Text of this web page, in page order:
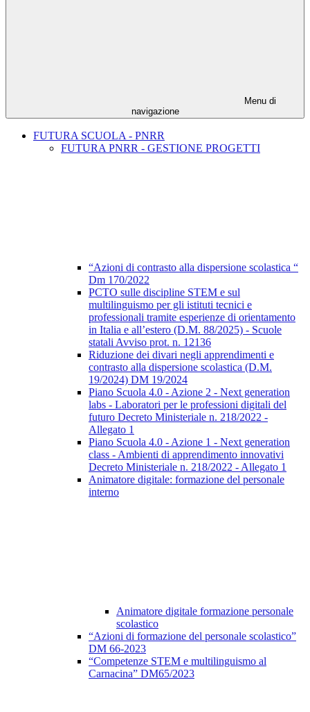
Menu di
navigazione
FUTURA SCUOLA - PNRR
FUTURA PNRR - GESTIONE PROGETTI
“Azioni di contrasto alla dispersione scolastica “
Dm 170/2022
PCTO sulle discipline STEM e sul
multilinguismo per gli istituti tecnici e
professionali tramite esperienze di orientamento
in Italia e all’estero (D.M. 88/2025) - Scuole
statali Avviso prot. n. 12136
Riduzione dei divari negli apprendimenti e
contrasto alla dispersione scolastica (D.M.
19/2024) DM 19/2024
Piano Scuola 4.0 - Azione 2 - Next generation
labs - Laboratori per le professioni digitali del
futuro Decreto Ministeriale n. 218/2022 -
Allegato 1
Piano Scuola 4.0 - Azione 1 - Next generation
class - Ambienti di apprendimento innovativi
Decreto Ministeriale n. 218/2022 - Allegato 1
Animatore digitale: formazione del personale
interno
Animatore digitale formazione personale
scolastico
“Azioni di formazione del personale scolastico”
DM 66-2023
“Competenze STEM e multilinguismo al
Carnacina” DM65/2023